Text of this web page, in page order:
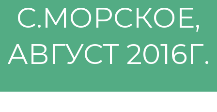
С.МОРСКОЕ,
АВГУСТ 2016Г.